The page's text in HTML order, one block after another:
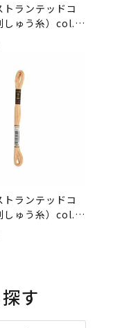
トランテッドコ
しゅう糸）col.0
トランテッドコ
しゅう糸）col.0
す